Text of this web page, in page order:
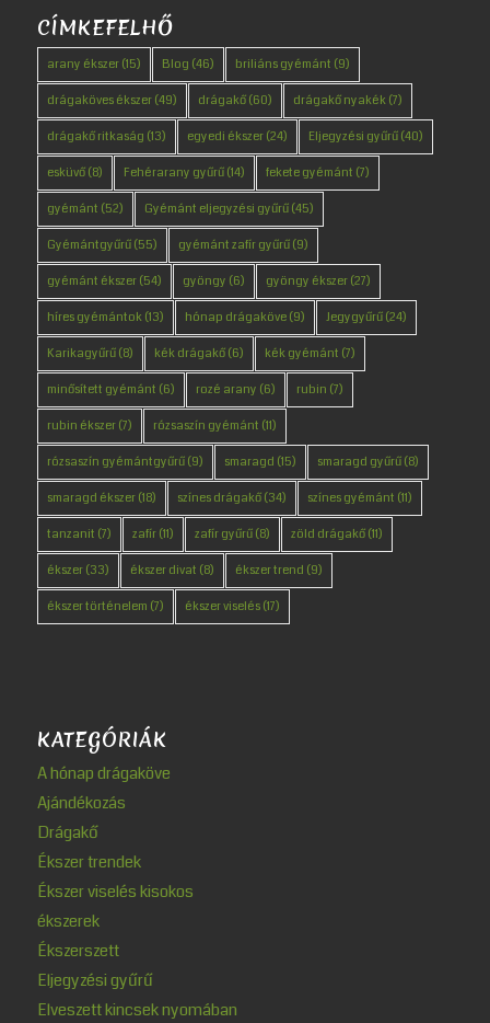
CÍMKEFELHŐ
arany ékszer(15) Blog (46) briliáns gyémánt (9)
drágaköves ékszer(49) drágakő(60) drágakő nyakék(7)
drágakő ritkaság (13) egyedi ékszer(24) Eljegyzési gyűrű(40)
esküvő(8) Fehérarany gyűrű(14) fekete gyémánt (7)
gyémánt (52) Gyémánt eljegyzési gyűrű(45)
Gyémántgyűrű(55) gyémánt zafír gyűrű(9)
gyémánt ékszer(54) gyöngy (6) gyöngy ékszer(27)
híres gyémántok(13) hónap drágaköve(9) Jegygyűrű(24)
Karikagyűrű(8) kék drágakő(6) kék gyémánt (7)
minősített gyémánt (6) rozé arany (6) rubin (7)
rubin ékszer(7) rózsaszín gyémánt (11)
rózsaszín gyémántgyűrű(9) smaragd (15) smaragd gyűrű(8)
smaragd ékszer(18) színes drágakő(34) színes gyémánt (11)
tanzanit (7) zafír(11) zafír gyűrű(8) zöld drágakő(11)
ékszer(33) ékszer divat (8) ékszer trend (9)
ékszer történelem (7) ékszer viselés(17)
KATEGÓRIÁK
A hónap drágaköve
Ajándékozás
Drágakő
Ékszer trendek
Ékszer viselés kisokos
ékszerek
Ékszerszett
Eljegyzési gyűrű
Elveszett kincsek nyomában